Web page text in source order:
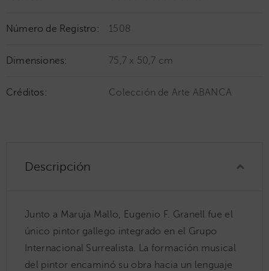
Número de Registro: 1508
Dimensiones: 75,7 x 50,7 cm
Créditos: Colección de Arte ABANCA
Descripción
Junto a Maruja Mallo, Eugenio F. Granell fue el
único pintor gallego integrado en el Grupo
Internacional Surrealista. La formación musical
del pintor encaminó su obra hacia un lenguaje